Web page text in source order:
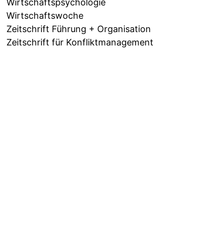
Wirtschaftspsychologie
Wirtschaftswoche
Zeitschrift Führung + Organisation
Zeitschrift für Konfliktmanagement